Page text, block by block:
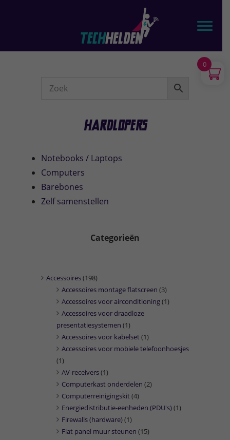
hoofd
Webshop
Hardlopers
Notebooks / Laptops
Computers
Barebones
Zelf samenstellen
Categorieën
Accessoires(198)
Accessoires montage flatscreen (3)
Accessoires voor airconditioning(1)
Accessoires voor draadloze
presentatiesystemen (1)
Accessoires voor kabelset(1)
Accessoires voor mobiele telefoonhoesjes
(1)
AV-receivers(1)
Computerkast onderdelen (2)
Computerreinigingskit(4)
Energiedistributie-eenheden (PDU's)(1)
Firewalls (hardware)(1)
Flat panel muur steunen (15)
0